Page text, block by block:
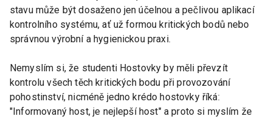
stavu může být dosaženo jen účelnou a pečlivou aplikací
kontrolního systému, ať už formou kritických bodů nebo
správnou výrobní a hygienickou praxi.
Nemyslím si, že studenti Hostovky by měli převzít
kontrolu všech těch kritických bodu při provozování
pohostinství, nicméně jedno krédo hostovky říká:
"Informovaný host, je nejlepší host" a proto si myslím že